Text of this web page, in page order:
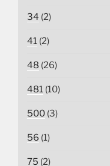
34 (2)
41 (2)
48 (26)
481 (10)
500 (3)
56 (1)
75 (2)